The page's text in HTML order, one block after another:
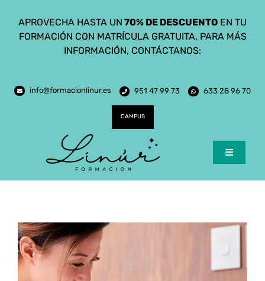
contenido
APROVECHA HASTA UN 70% DE DESCUENTO EN TU
FORMACIÓN CON MATRÍCULA GRATUITA. PARA MÁS
INFORMACIÓN, CONTÁCTANOS:
info@formacionlinur.es 951 47 99 73 633 28 96 70
CAMPUS
Toggle
Inicio
Ciclos Formativos
Certificados de Profesionalidad